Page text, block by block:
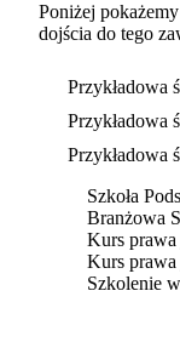
Poniżej
dojścia do tego
Przykładowa
Przykładowa
Przykładowa
Szkoła
Branżowa
Kurs
Kurs
Szkolenie